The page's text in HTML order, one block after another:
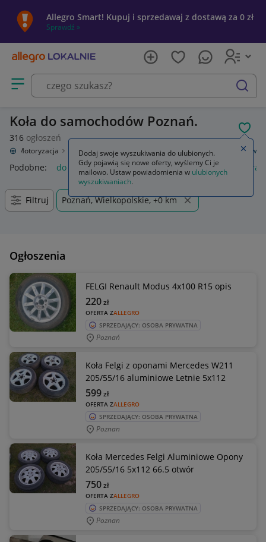
Allegro Smart! Kupuj i sprzedawaj z dostawą za 0 zł
Sprawdź »
Otwórz menu z kategoriami
szukaj
Koła do samochodów Poznań.
316 ogłoszeń
Motoryzacja Opony i felgi Koła (felgi z oponami) Do samochodów
Podobne: do samochodów gaśnica samochodowa kamera
Filtruj Poznań, Wielkopolskie, +0 km
Ogłoszenia
FELGI Renault Modus 4x100 R15 opis
OFERTA ZALLEGRO
220zł
SPRZEDAJĄCY: OSOBA PRYWATNA
Poznań
Koła Felgi z oponami Mercedes W211
205/55/16 aluminiowe Letnie 5x112
OFERTA ZALLEGRO
599zł
SPRZEDAJĄCY: OSOBA PRYWATNA
Poznan
Koła Mercedes Felgi Aluminiowe Opony
205/55/16 5x112 66.5 otwór
OFERTA ZALLEGRO
750zł
SPRZEDAJĄCY: OSOBA PRYWATNA
Poznan
Dodaj swoje wyszukiwania do ulubionych.
Gdy pojawią się nowe oferty, wyślemy Ci je
mailowo. Ustaw powiadomienia w ulubionych
wyszukiwaniach.